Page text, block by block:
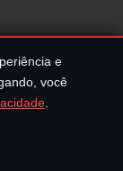
e
você
.